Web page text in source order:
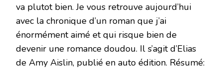
va plutot bien. Je vous retrouve aujourd’hui
avec la chronique d’un roman que j’ai
énormément aimé et qui risque bien de
devenir une romance doudou. Il s’agit d’Elias
de Amy Aislin, publié en auto édition. Résumé: